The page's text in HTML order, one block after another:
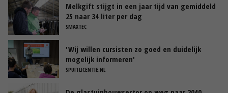
Melkgift stijgt in een jaar tijd van gemiddeld
25 naar 34 liter per dag
SMAXTEC
'Wij willen cursisten zo goed en duidelijk
mogelijk informeren'
SPUITLICENTIE.NL